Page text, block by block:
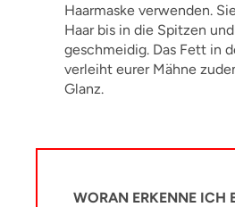
Haarmaske verwenden.
Haar bis in die Spitzen
geschmeidig. Das Fett in
verleiht eurer Mähne
Glanz.
WORAN ERKENNE ICH